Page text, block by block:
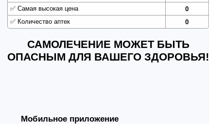
✅ Самая высокая цена
0
✅ Количество аптек 0
САМОЛЕЧЕНИЕ МОЖЕТ БЫТЬ
ОПАСНЫМ ДЛЯ ВАШЕГО ЗДОРОВЬЯ!
Мобильное приложение